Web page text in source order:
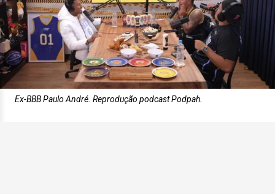
Ex-BBB Paulo André. Reprodução podcast Podpah.